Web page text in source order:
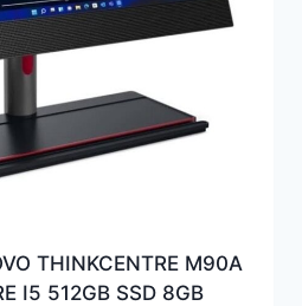
THINKCENTRE M90A
I5 512GB SSD 8GB